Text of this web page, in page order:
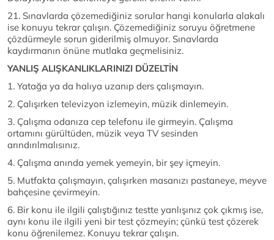
21. Sınavlarda çözemediğiniz sorular hangi konularla alakalı
ise konuyu tekrar çalışın. Çözemediğiniz soruyu öğretmene
çözdürmeyle sorun giderilmiş olmuyor. Sınavlarda
kaydırmanın önüne mutlaka geçmelisiniz.
YANLIŞ ALIŞKANLIKLARINIZI DÜZELTİN
1. Yatağa ya da halıya uzanıp ders çalışmayın.
2. Çalışırken televizyon izlemeyin, müzik dinlemeyin.
3. Çalışma odanıza cep telefonu ile girmeyin. Çalışma
ortamını gürültüden, müzik veya TV sesinden
arındırılmalısınız.
4. Çalışma anında yemek yemeyin, bir şey içmeyin.
5. Mutfakta çalışmayın, çalışırken masanızı pastaneye, meyve
bahçesine çevirmeyin.
6. Bir konu ile ilgili çalıştığınız testte yanlışınız çok çıkmış ise,
aynı konu ile ilgili yeni bir test çözmeyin; çünkü test çözerek
konu öğrenilemez. Konuyu tekrar çalışın.